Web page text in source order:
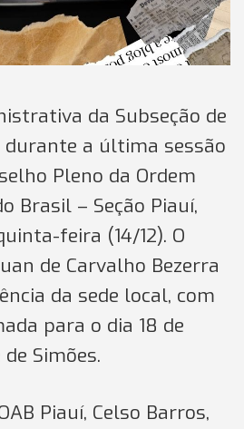
da Subseção de
a última sessão
Pleno da Ordem
Brasil – Seção Piauí,
feira (14/12). O
de Carvalho Bezerra
da sede local, com
para o dia 18 de
Simões.
Piauí, Celso Barros,